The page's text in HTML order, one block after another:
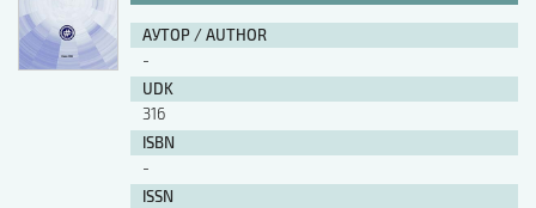
АУТОР / AUTHOR
-
UDK
316
ISBN
-
ISSN